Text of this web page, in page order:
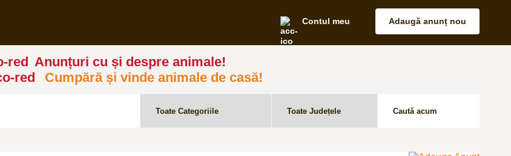
Contul meu Adaugă anunț nou
Anunțuri cu și despre animale!
Cumpără și vinde animale de casă!